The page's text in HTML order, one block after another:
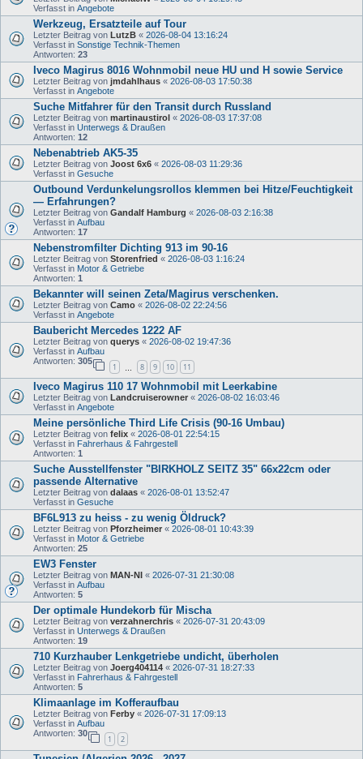
Verfasst in Angebote
Werkzeug, Ersatzteile auf Tour
Letzter Beitrag von LutzB « 2026-08-04 13:16:24
Verfasst in Sonstige Technik-Themen
Antworten: 23
Iveco Magirus 8016 Wohnmobil neue HU und H sowie Service
Letzter Beitrag von jmdahlhaus « 2026-08-03 17:50:38
Verfasst in Angebote
Suche Mitfahrer für den Transit durch Russland
Letzter Beitrag von martinaustirol « 2026-08-03 17:37:08
Verfasst in Unterwegs & Draußen
Antworten: 12
Nebenabtrieb AK5-35
Letzter Beitrag von Joost 6x6 « 2026-08-03 11:29:36
Verfasst in Gesuche
Outbound Verdunkelungsrollos klemmen bei Hitze/Feuchtigkeit
— Erfahrungen?
Letzter Beitrag von Gandalf Hamburg « 2026-08-03 2:16:38
Verfasst in Aufbau
Antworten: 17
Nebenstromfilter Dichting 913 im 90-16
Letzter Beitrag von Storenfried « 2026-08-03 1:16:24
Verfasst in Motor & Getriebe
Antworten: 1
Bekannter will seinen Zeta/Magirus verschenken.
Letzter Beitrag von Camo « 2026-08-02 22:24:56
Verfasst in Angebote
Baubericht Mercedes 1222 AF
Letzter Beitrag von querys « 2026-08-02 19:47:36
Verfasst in Aufbau
Antworten: 305
1 8 9 10 11
Iveco Magirus 110 17 Wohnmobil mit Leerkabine
Letzter Beitrag von Landcruiserowner « 2026-08-02 16:03:46
Verfasst in Angebote
Meine persönliche Third Life Crisis (90-16 Umbau)
Letzter Beitrag von felix « 2026-08-01 22:54:15
Verfasst in Fahrerhaus & Fahrgestell
Antworten: 1
Suche Ausstellfenster "BIRKHOLZ SEITZ 35" 66x22cm oder
passende Alternative
Letzter Beitrag von dalaas « 2026-08-01 13:52:47
Verfasst in Gesuche
BF6L913 zu heiss - zu wenig Öldruck?
Letzter Beitrag von Pforzheimer « 2026-08-01 10:43:39
Verfasst in Motor & Getriebe
Antworten: 25
EW3 Fenster
Letzter Beitrag von MAN-NI « 2026-07-31 21:30:08
Verfasst in Aufbau
Antworten: 5
Der optimale Hundekorb für Mischa
Letzter Beitrag von verzahnerchris « 2026-07-31 20:43:09
Verfasst in Unterwegs & Draußen
Antworten: 19
710 Kurzhauber Lenkgetriebe undicht, überholen
Letzter Beitrag von Joerg404114 « 2026-07-31 18:27:33
Verfasst in Fahrerhaus & Fahrgestell
Antworten: 5
Klimaanlage im Kofferaufbau
Letzter Beitrag von Ferby « 2026-07-31 17:09:13
Verfasst in Aufbau
Antworten: 30
1 2